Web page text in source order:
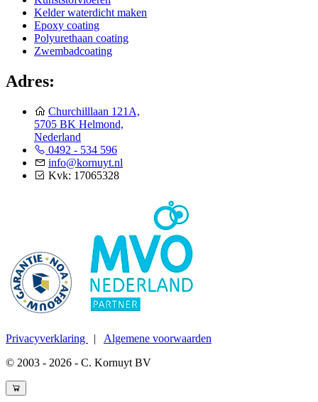
Kelder waterdicht maken
Epoxy coating
Polyurethaan coating
Zwembadcoating
Adres:
Churchilllaan 121A,
5705 BK Helmond,
Nederland
0492 - 534 596
info@kornuyt.nl
Kvk: 17065328
Privacyverklaring | Algemene voorwaarden
© 2003 - 2026 - C. Kornuyt BV